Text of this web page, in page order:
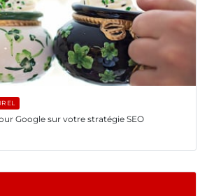
Google sur votre stratégie SEO